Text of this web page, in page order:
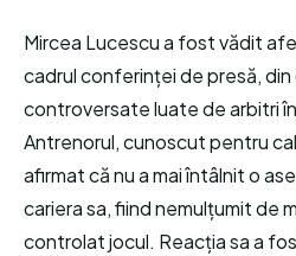
Mircea Lucescu a fost vădit
cadrul conferinței de presă, din
controversate luate de arbitri
Antrenorul, cunoscut pentru
afirmat că nu a mai întâlnit o
cariera sa, fiind nemulțumit de
controlat jocul. Reacția sa a